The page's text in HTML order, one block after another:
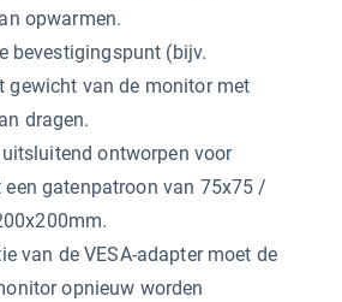
opwarmen.
bevestigingspunt (bijv.
gewicht van de monitor met
dragen.
ontworpen voor
een gatenpatroon van 75x75 /
van de VESA-adapter moet de
opnieuw worden